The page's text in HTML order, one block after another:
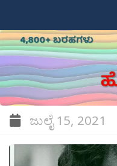
ಜುಲೈ 15, 2021